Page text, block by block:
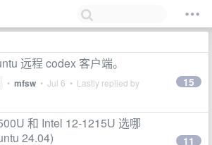
远程 codex 客户端。
• mfsw • Jul 6 • Lastly replied by 15
和 Intel 12-1215U 选哪
24.04)
11